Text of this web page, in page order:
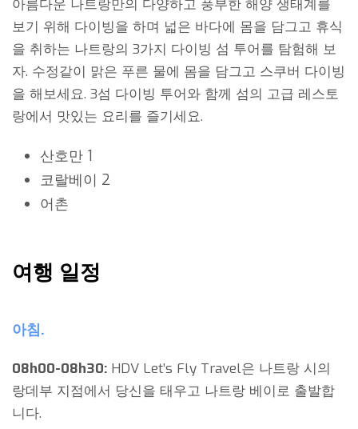
아름다운 나트랑만의 다양하고 풍부한 해양 생태계를
보기 위해 다이빙을 하며 넓은 바다에 몸을 담그고 휴식
을 취하는 나트랑의 3가지 다이빙 섬 투어를 탐험해 보
자. 수정같이 맑은 푸른 물에 몸을 담그고 스쿠버 다이빙
을 해보세요. 3섬 다이빙 투어와 함께 섬의 고급 레스토
랑에서 맛있는 요리를 즐기세요.
산호만 1
코랄베이 2
어촌
여행 일정
아침.
08h00-08h30: HDV Let’s Fly Travel은 나트랑 시의
랑데부 지점에서 당신을 태우고 나트랑 베이로 출발합
니다.